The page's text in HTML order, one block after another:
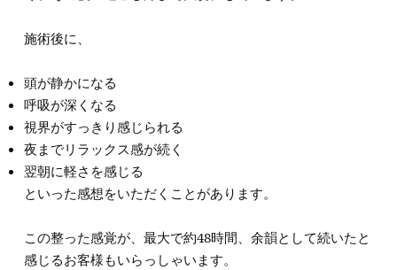
施術後に、
頭が静かになる
呼吸が深くなる
視界がすっきり感じられる
夜までリラックス感が続く
翌朝に軽さを感じる
といった感想をいただくことがあります。
この整った感覚が、最大で約48時間、余韻として続いたと
感じるお客様もいらっしゃいます。